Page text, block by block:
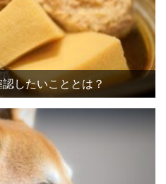
したいこととは？